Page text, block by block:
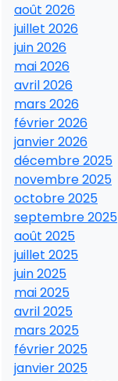
août 2026
juillet 2026
juin 2026
mai 2026
avril 2026
mars 2026
février 2026
janvier 2026
décembre 2025
novembre 2025
octobre 2025
septembre 2025
août 2025
juillet 2025
juin 2025
mai 2025
avril 2025
mars 2025
février 2025
janvier 2025